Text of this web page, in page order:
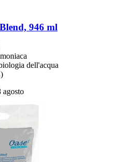
946 ml
dell'acqua
agosto